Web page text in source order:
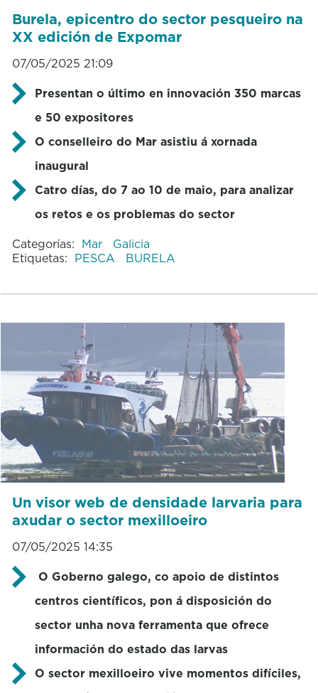
Burela, epicentro do sector pesqueiro na
XX edición de Expomar
07/05/2025 21:09
Presentan o último en innovación 350 marcas
e 50 expositores
O conselleiro do Mar asistiu á xornada
inaugural
Catro días, do 7 ao 10 de maio, para analizar
os retos e os problemas do sector
Categorías: Mar
Galicia
Etiquetas: PESCA BURELA
Un visor web de densidade larvaria para
axudar o sector mexilloeiro
07/05/2025 14:35
O Goberno galego, co apoio de distintos
centros científicos, pon á disposición do
sector unha nova ferramenta que ofrece
información do estado das larvas
O sector mexilloeiro vive momentos difíciles,